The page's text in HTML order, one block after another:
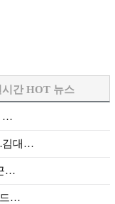
…
김대…
…
드…
시간 HOT 뉴스